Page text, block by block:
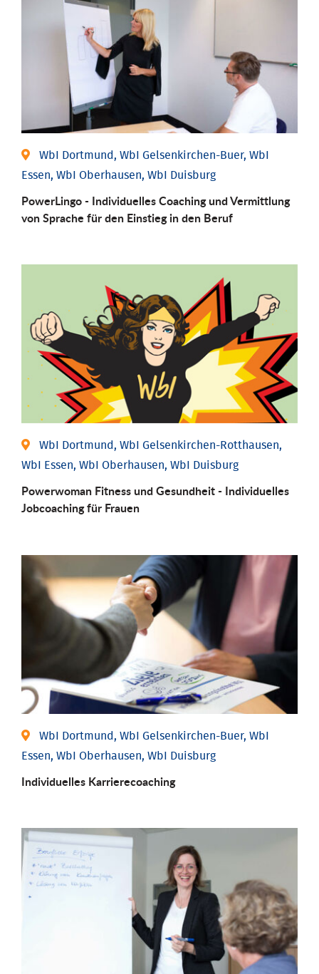
WbI Dortmund, WbI Gelsenkirchen-Buer, WbI
Essen, WbI Oberhausen, WbI Duisburg
PowerLingo - Individuelles Coaching und Vermittlung
von Sprache für den Einstieg in den Beruf
WbI Dortmund, WbI Gelsenkirchen-Rotthausen,
WbI Essen, WbI Oberhausen, WbI Duisburg
Powerwoman Fitness und Gesund­heit - Individu­elles
Job­coaching für Frauen
WbI Dortmund, WbI Gelsenkirchen-Buer, WbI
Essen, WbI Oberhausen, WbI Duisburg
Individu­elles Karrierecoaching